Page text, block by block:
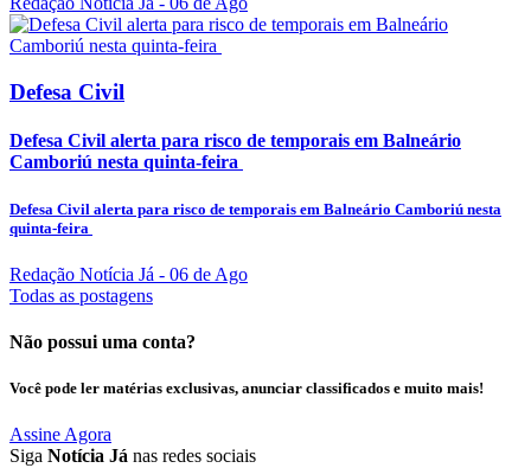
Defesa Civil
Defesa Civil alerta para risco de temporais em Balneário
Camboriú nesta quinta-feira
Defesa Civil alerta para risco de temporais em Balneário Camboriú nesta
quinta-feira
Redação Notícia Já - 06 de Ago
Todas as postagens
Não possui uma conta?
Você pode ler matérias exclusivas, anunciar classificados e muito mais!
Assine Agora
Siga Notícia Já nas redes sociais